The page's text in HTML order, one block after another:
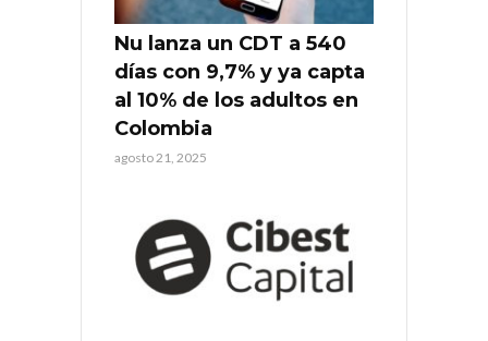
Nu lanza un CDT a 540
días con 9,7% y ya capta
al 10% de los adultos en
Colombia
agosto 21, 2025